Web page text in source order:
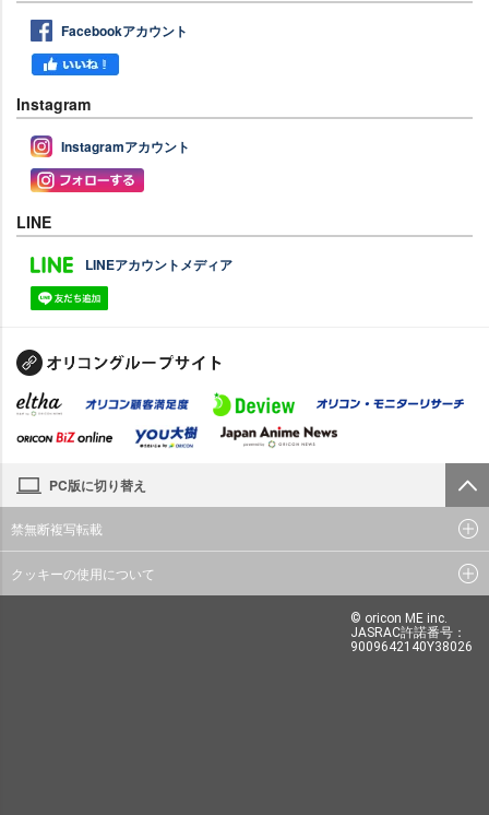
Facebookアカウント
Instagram
Instagramアカウント
LINE
LINEアカウントメディア
PC版に切り替え
禁無断複写転載
クッキーの使用について
© oricon ME inc.
JASRAC許諾番号：
9009642140Y38026